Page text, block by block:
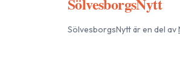
SölvesborgsNyttär en del av